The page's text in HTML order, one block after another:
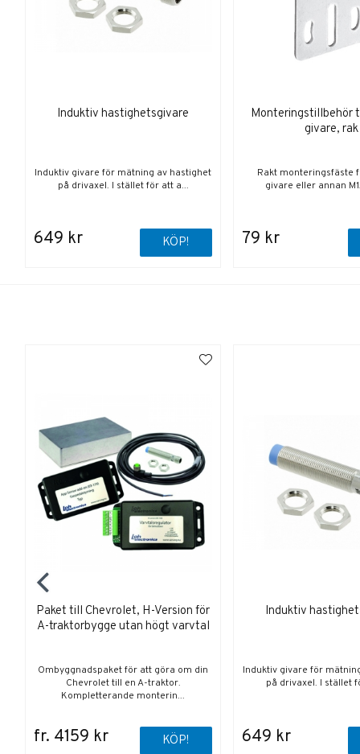
Induktiv hastighetsgivare
Induktiv givare för mätning av hastighet
på drivaxel. I stället för att a...
649 kr KÖP!
Monteringstillbehör
givare, rak
Rakt monteringsfäste
givare eller annan
79 kr
Paket till Chevrolet, H-Version för
A-traktorbygge utan högt varvtal
Ombyggnadspaket för att göra om din
Chevrolet till en A-traktor.
Kompletterande monterin...
fr. 4159 kr KÖP!
Induktiv
Induktiv givare för
på drivaxel. I stället
649 kr